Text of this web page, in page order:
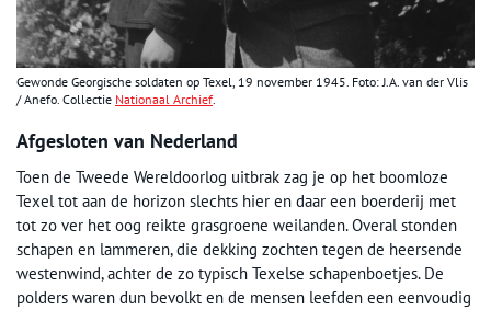
Gewonde Georgische soldaten op Texel, 19 november 1945. Foto: J.A. van der Vlis
/ Anefo. Collectie Nationaal Archief.
Afgesloten van Nederland
Toen de Tweede Wereldoorlog uitbrak zag je op het boomloze
Texel tot aan de horizon slechts hier en daar een boerderij met
tot zo ver het oog reikte grasgroene weilanden. Overal stonden
schapen en lammeren, die dekking zochten tegen de heersende
westenwind, achter de zo typisch Texelse schapenboetjes. De
polders waren dun bevolkt en de mensen leefden een eenvoudig